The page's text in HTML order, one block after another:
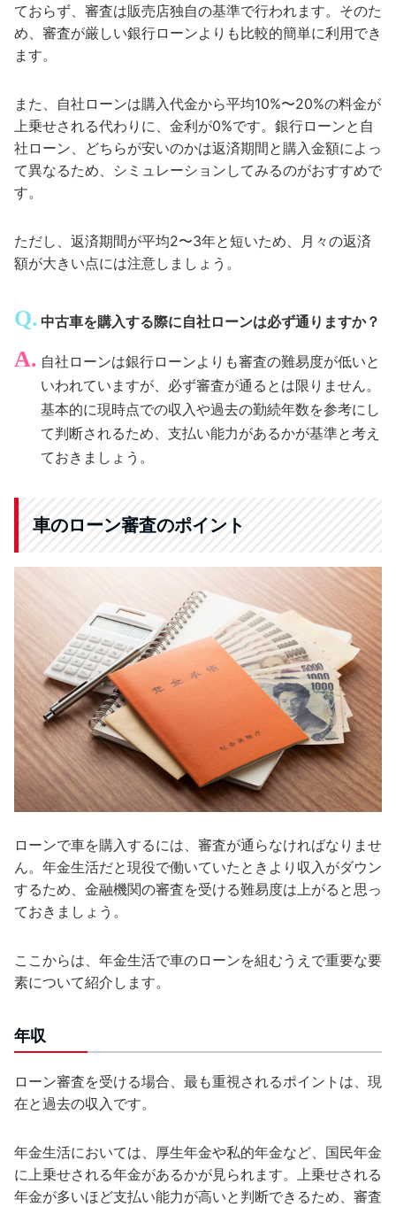
ておらず、審査は販売店独自の基準で行われます。そのた
め、審査が厳しい銀行ローンよりも比較的簡単に利用でき
ます。
また、自社ローンは購入代金から平均10%〜20%の料金が
上乗せされる代わりに、金利が0%です。銀行ローンと自
社ローン、どちらが安いのかは返済期間と購入金額によっ
て異なるため、シミュレーションしてみるのがおすすめで
す。
ただし、返済期間が平均2〜3年と短いため、月々の返済
額が大きい点には注意しましょう。
中古車を購入する際に自社ローンは必ず通りますか？
自社ローンは銀行ローンよりも審査の難易度が低いと
いわれていますが、必ず審査が通るとは限りません。
基本的に現時点での収入や過去の勤続年数を参考にし
て判断されるため、支払い能力があるかが基準と考え
ておきましょう。
車のローン審査のポイント
ローンで車を購入するには、審査が通らなければなりませ
ん。年金生活だと現役で働いていたときより収入がダウン
するため、金融機関の審査を受ける難易度は上がると思っ
ておきましょう。
ここからは、年金生活で車のローンを組むうえで重要な要
素について紹介します。
年収
ローン審査を受ける場合、最も重視されるポイントは、現
在と過去の収入です。
年金生活においては、厚生年金や私的年金など、国民年金
に上乗せされる年金があるかが見られます。上乗せされる
年金が多いほど支払い能力が高いと判断できるため、審査